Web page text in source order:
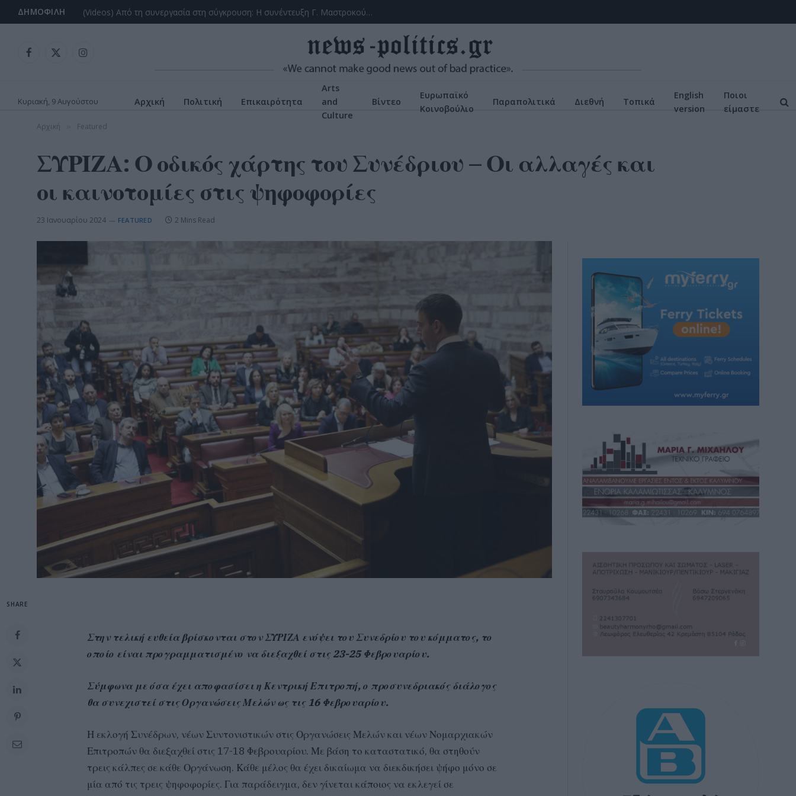
ΔΗΜΟΦΙΛΉ (Videos) Από τη συνεργασία στη σύγκρουση: Η συνέντευξη Γ. Μαστροκούκου και Μ. Πλάτση και τα ερωτήματα του ΤΕΕ για τις αναθέσεις
Facebook
X
Instagram
Κυριακή, 9 Αυγούστου Αρχική Πολιτική Επικαιρότητα
Arts
and
Culture
Βίντεο
Ευρωπαϊκό
Κοινοβούλιο
Παραπολιτικά Διεθνή Τοπικά
English
version
Ποιοι
είμαστε
Αρχική Featured
ΣΥΡΙΖΑ: Ο οδικός χάρτης του Συνέδριου – Οι αλλαγές και
οι καινοτομίες στις ψηφοφορίες
23 Ιανουαρίου 2024 FEATURED 2 Mins Read
SHARE
Στην τελική ευθεία βρίσκονται στον ΣΥΡΙΖΑ ενόψει του Συνεδρίου του κόμματος, το
οποίο είναι προγραμματισμένο να διεξαχθεί στις 23-25 Φεβρουαρίου.
Σύμφωνα με όσα έχει αποφασίσει η Κεντρική Επιτροπή, ο προσυνεδριακός διάλογος
θα συνεχιστεί στις Οργανώσεις Μελών ως τις 16 Φεβρουαρίου.
Η εκλογή Συνέδρων, νέων Συντονιστικών στις Οργανώσεις Μελών και νέων Νομαρχιακών
Επιτροπών θα διεξαχθεί στις 17-18 Φεβρουαρίου. Με βάση το καταστατικό, θα στηθούν
τρεις κάλπες σε κάθε Οργάνωση. Κάθε μέλος θα έχει δικαίωμα να διεκδικήσει ψήφο μόνο σε
μία από τις τρεις ψηφοφορίες. Για παράδειγμα, δεν γίνεται κάποιος να εκλεγεί σε